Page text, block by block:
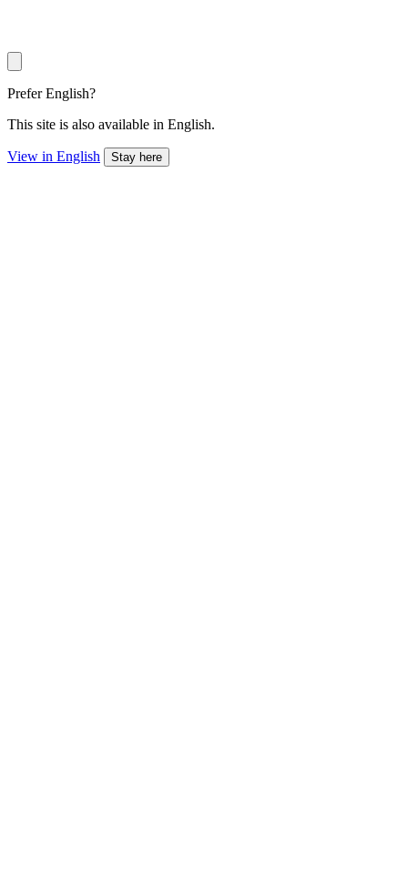
Prefer English?
This site is also available in English.
View in English Stay here